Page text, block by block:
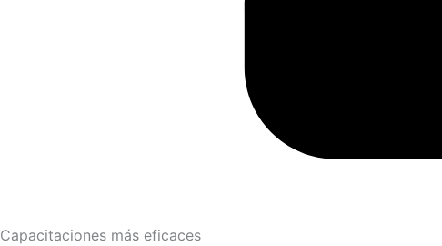
Capacitaciones más eficaces